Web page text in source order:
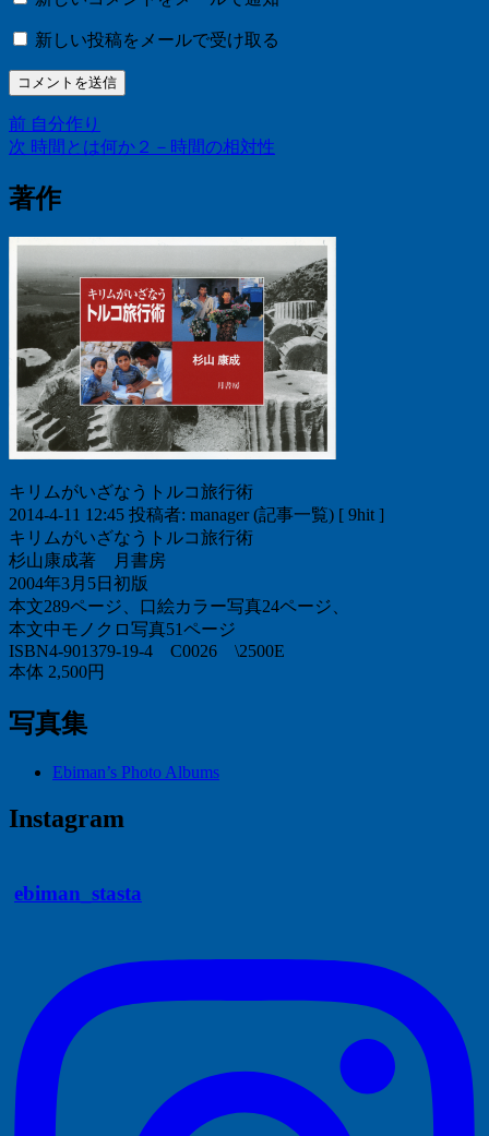
新しい投稿をメールで受け取る
投
稿
ナ
ビ
ゲ
ー
ョ
ン
前 前
の
稿:
自分作り
次 次
投
稿:
時間とは何か２－時間の相対性
著作
キリムがいざなうトルコ旅行術
2014-4-11 12:45 投稿者: manager (記事一覧) [ 9hit ]
キリムがいざなうトルコ旅行術
杉山康成著 月書房
2004年3月5日初版
本文289ページ、口絵カラー写真24ページ、
本文中モノクロ写真51ページ
ISBN4-901379-19-4 C0026 \2500E
本体 2,500円
写真集
Ebiman’s Photo Albums
Instagram
ebiman_stasta